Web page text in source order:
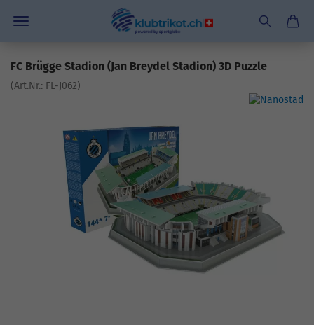
FC Brügge Stadion (Jan Breydel Stadion) 3D Puzzle
(Art.Nr.: FL-J062)